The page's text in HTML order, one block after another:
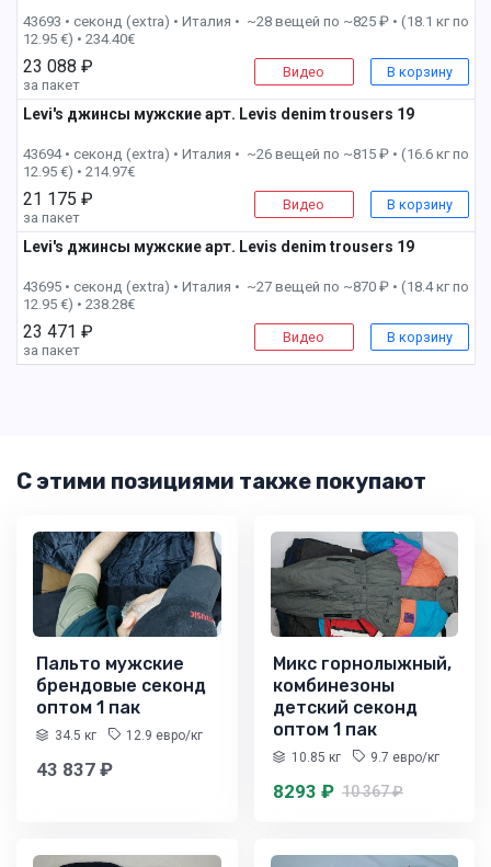
43693 • секонд (extra) • Италия • ~28 вещей по ~825 ₽ • (18.1 кг по
12.95 €) • 234.40€
23 088 ₽
за пакет
Видео В корзину
Levi's джинсы мужские арт. Levis denim trousers 19
43694 • секонд (extra) • Италия • ~26 вещей по ~815 ₽ • (16.6 кг по
12.95 €) • 214.97€
21 175 ₽
за пакет
Видео В корзину
Levi's джинсы мужские арт. Levis denim trousers 19
43695 • секонд (extra) • Италия • ~27 вещей по ~870 ₽ • (18.4 кг по
12.95 €) • 238.28€
23 471 ₽
за пакет
Видео В корзину
С этими позициями также покупают
Пальто мужские
брендовые секонд
оптом 1 пак
34.5 кг 12.9 евро/кг
43 837 ₽
Микс горнолыжный,
комбинезоны
детский секонд
оптом 1 пак
10.85 кг 9.7 евро/кг
8293 ₽ 10 367 ₽